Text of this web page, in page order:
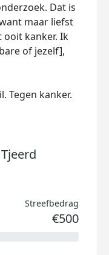
Dat is
maar liefst
ooit kanker. Ik
of jezelf],
Tegen kanker.
Streefbedrag
€500